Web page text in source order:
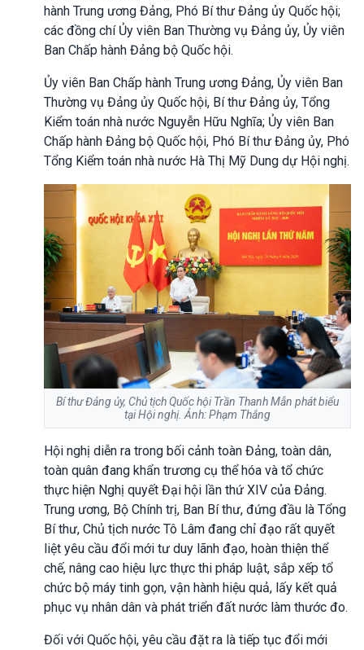
hành Trung ương Đảng, Phó Bí thư Đảng ủy Quốc hội;
các đồng chí Ủy viên Ban Thường vụ Đảng ủy, Ủy viên
Ban Chấp hành Đảng bộ Quốc hội.
Ủy viên Ban Chấp hành Trung ương Đảng, Ủy viên Ban
Thường vụ Đảng ủy Quốc hội, Bí thư Đảng ủy, Tổng
Kiểm toán nhà nước Nguyễn Hữu Nghĩa; Ủy viên Ban
Chấp hành Đảng bộ Quốc hội, Phó Bí thư Đảng ủy, Phó
Tổng Kiểm toán nhà nước Hà Thị Mỹ Dung dự Hội nghị.
Bí thư Đảng ủy, Chủ tịch Quốc hội Trần Thanh Mẫn phát biểu
tại Hội nghị. Ảnh: Phạm Thắng
Hội nghị diễn ra trong bối cảnh toàn Đảng, toàn dân,
toàn quân đang khẩn trương cụ thể hóa và tổ chức
thực hiện Nghị quyết Đại hội lần thứ XIV của Đảng.
Trung ương, Bộ Chính trị, Ban Bí thư, đứng đầu là Tổng
Bí thư, Chủ tịch nước Tô Lâm đang chỉ đạo rất quyết
liệt yêu cầu đổi mới tư duy lãnh đạo, hoàn thiện thể
chế, nâng cao hiệu lực thực thi pháp luật, sắp xếp tổ
chức bộ máy tinh gọn, vận hành hiệu quả, lấy kết quả
phục vụ nhân dân và phát triển đất nước làm thước đo.
Đối với Quốc hội, yêu cầu đặt ra là tiếp tục đổi mới